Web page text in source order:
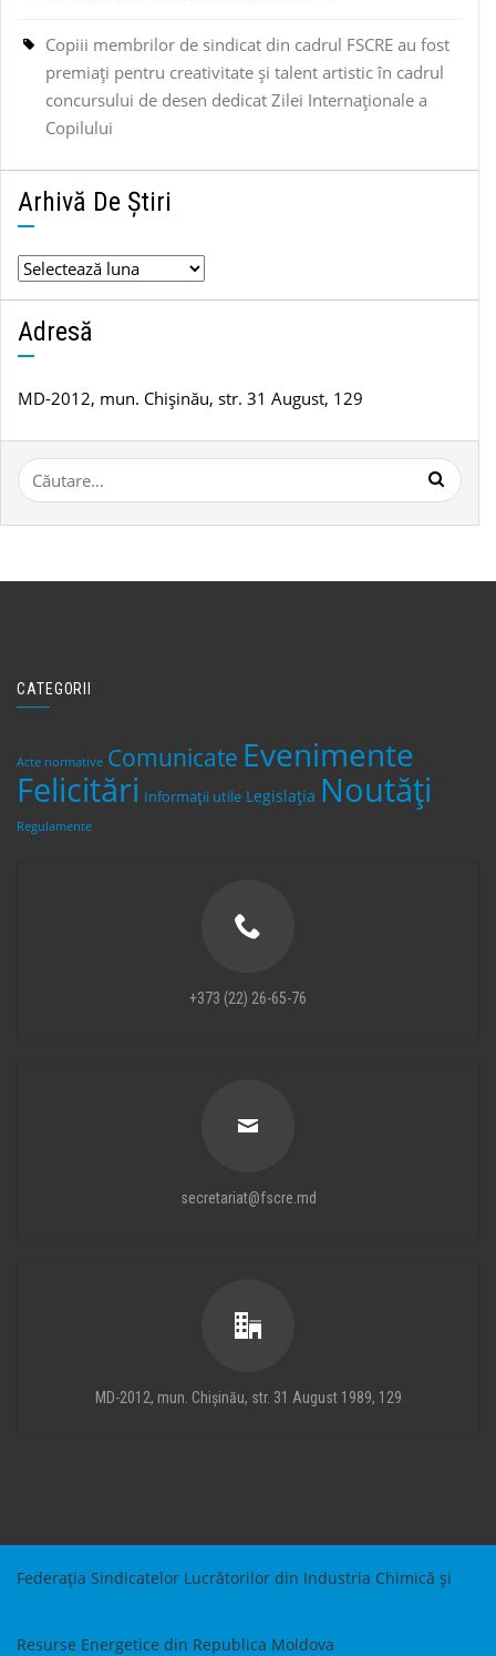
Copiii membrilor de sindicat din cadrul FSCRE au fost
premiați pentru creativitate și talent artistic în cadrul
concursului de desen dedicat Zilei Internaționale a
Copilului
Arhivă De Știri
Arhivă
de
știri
Adresă
MD-2012, mun. Chișinău, str. 31 August, 129
Caută
după:
CATEGORII
Acte normative Comunicate Evenimente
Felicitări Informații utile Legislaţia Noutăți
Regulamente
+373 (22) 26-65-76
secretariat@fscre.md
MD-2012, mun. Chișinău, str. 31 August 1989, 129
Federația Sindicatelor Lucrătorilor din Industria Chimică și
Resurse Energetice din Republica Moldova